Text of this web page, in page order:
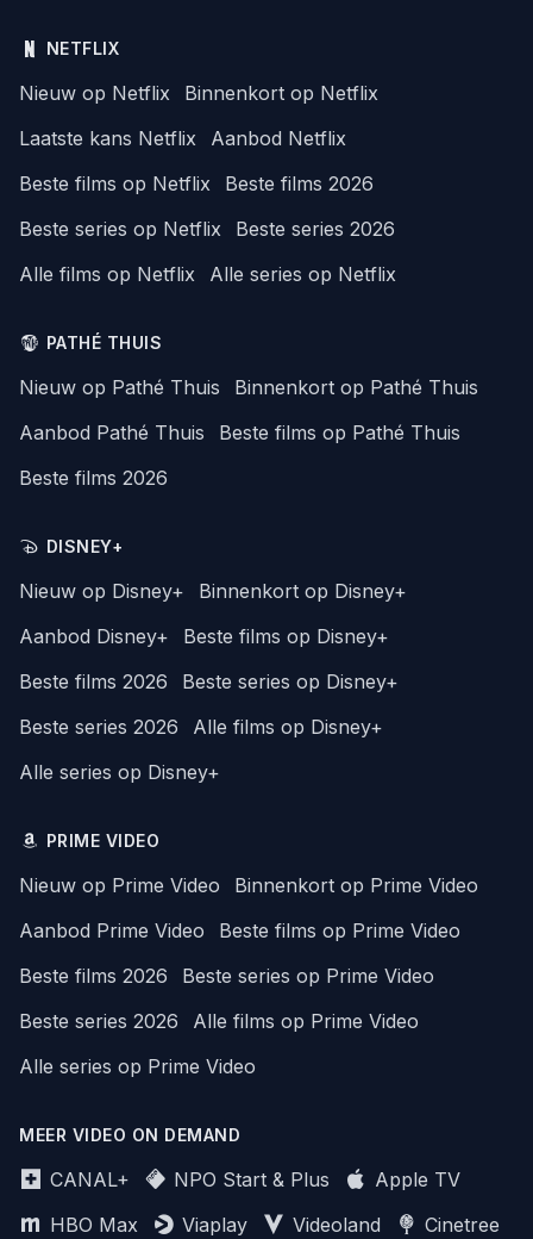
NETFLIX
Nieuw op Netflix
Binnenkort op Netflix
Laatste kans Netflix
Aanbod Netflix
Beste films op Netflix
Beste films 2026
Beste series op Netflix
Beste series 2026
Alle films op Netflix
Alle series op Netflix
PATHÉ THUIS
Nieuw op Pathé Thuis
Binnenkort op Pathé Thuis
Aanbod Pathé Thuis
Beste films op Pathé Thuis
Beste films 2026
DISNEY+
Nieuw op Disney+
Binnenkort op Disney+
Aanbod Disney+
Beste films op Disney+
Beste films 2026
Beste series op Disney+
Beste series 2026
Alle films op Disney+
Alle series op Disney+
PRIME VIDEO
Nieuw op Prime Video
Binnenkort op Prime Video
Aanbod Prime Video
Beste films op Prime Video
Beste films 2026
Beste series op Prime Video
Beste series 2026
Alle films op Prime Video
Alle series op Prime Video
MEER VIDEO ON DEMAND
CANAL+ NPO Start & Plus
Apple TV
HBO Max
Viaplay Videoland Cinetree